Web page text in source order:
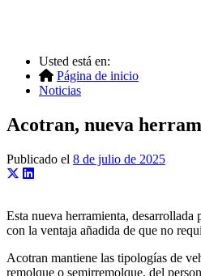
Usted está en:
Página de inicio
Noticias
Acotran, nueva
Publicado el 8 de julio de 2025
Esta nueva herramienta,
con la ventaja añadida de que no
Acotran mantiene las tipologías de
remolque o semirremolque, del